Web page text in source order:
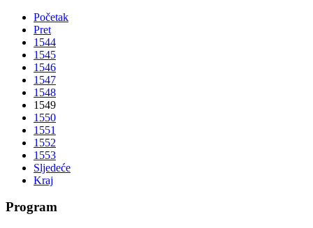
Početak
Pret
1544
1545
1546
1547
1548
1549
1550
1551
1552
1553
Sljedeće
Kraj
Program